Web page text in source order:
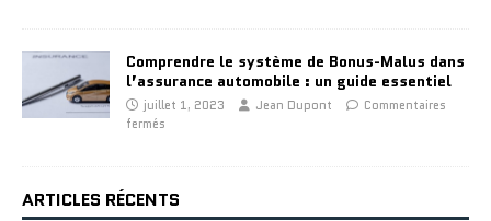
Comprendre le système de Bonus-Malus dans
l’assurance automobile : un guide essentiel
juillet 1, 2023 Jean Dupont
Commentaires
fermés
ARTICLES RÉCENTS